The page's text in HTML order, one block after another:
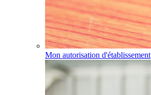
Mon autorisation d'établissement